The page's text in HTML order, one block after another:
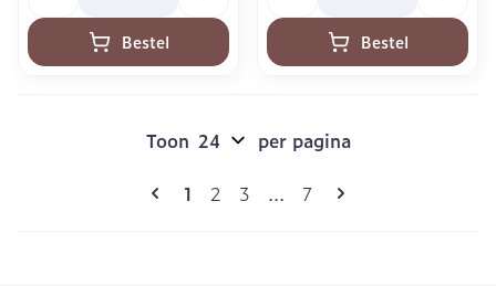
Bestel Bestel
Pagina's
U lees momenteel pagina
1 Pagina
2 Pagina
3 ... Pagina
7
Toon per pagina